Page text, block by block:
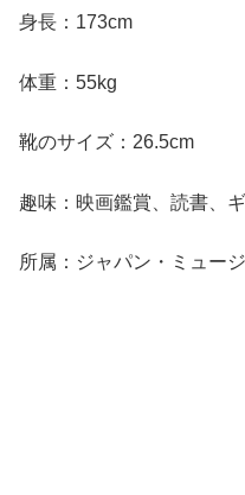
身長：173cm
体重：55kg
靴のサイズ：26.5cm
趣味：映画鑑賞、読書、
所属：ジャパン・ミュー